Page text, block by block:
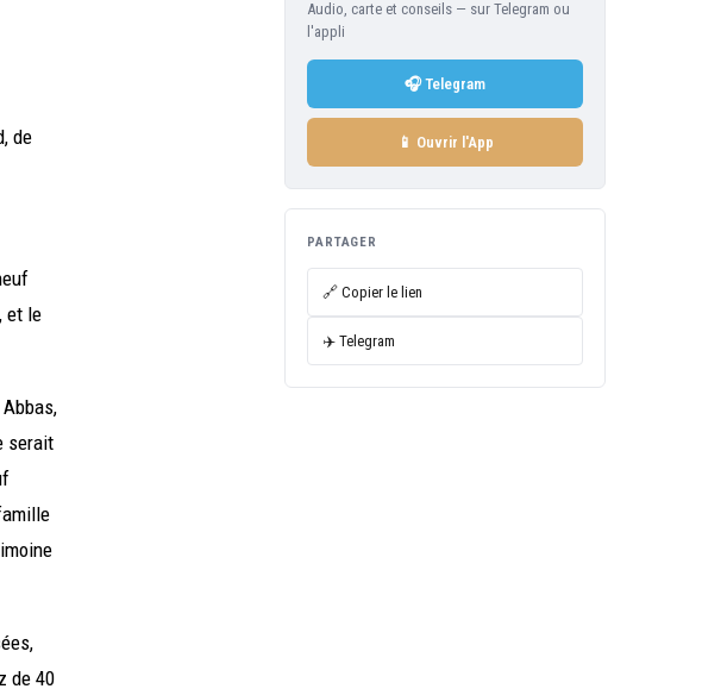
de
et le
serait
de 40
Audio, carte et conseils — sur Telegram ou
l'appli
🎧 Telegram
📱 Ouvrir l'App
PARTAGER
🔗 Copier le lien
✈️ Telegram